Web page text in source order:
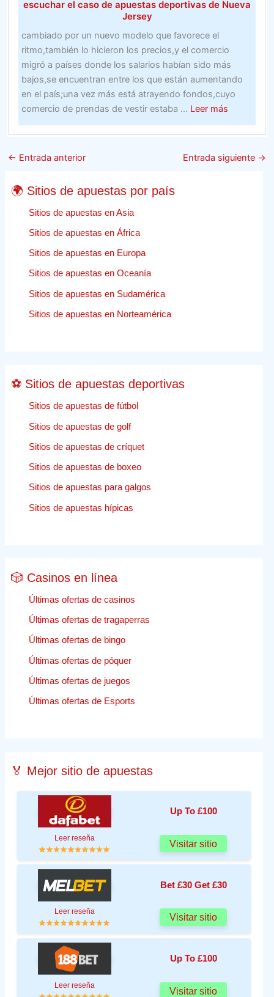
escuchar el caso de apuestas deportivas de Nueva
Jersey
cambiado por un nuevo modelo que favorece el
ritmo,también lo hicieron los precios,y el comercio
migró a países donde los salarios habían sido más
bajos,se encuentran entre los que están aumentando
en el país;una vez más está atrayendo fondos,cuyo
comercio de prendas de vestir estaba ... Leer másabout
Expediente
de
← Entrada anterior Entrada siguiente →
🌍 Sitios de apuestas por país
Sitios de apuestas en Asia
Sitios de apuestas en África
Sitios de apuestas en Europa
Sitios de apuestas en Oceanía
Sitios de apuestas en Sudamérica
Sitios de apuestas en Norteamérica
⚽ Sitios de apuestas deportivas
Sitios de apuestas de fútbol
Sitios de apuestas de golf
Sitios de apuestas de críquet
Sitios de apuestas de boxeo
Sitios de apuestas para galgos
Sitios de apuestas hípicas
🎲 Casinos en línea
Últimas ofertas de casinos
Últimas ofertas de tragaperras
Últimas ofertas de bingo
Últimas ofertas de póquer
Últimas ofertas de juegos
Últimas ofertas de Esports
🏅 Mejor sitio de apuestas
Up To £100
Leer reseña
Visitar sitio
Bet £30 Get £30
Leer reseña
Visitar sitio
Up To £100
Leer reseña
Visitar sitio